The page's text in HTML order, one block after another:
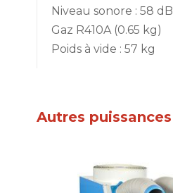
Niveau sonore : 58 dB
Gaz R410A (0.65 kg)
Poids à vide : 57 kg
Autres puissances